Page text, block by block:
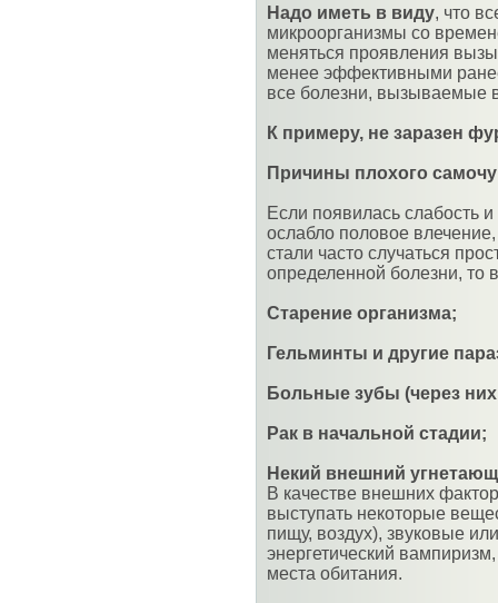
Надо иметь в виду, что
микроорганизмы со
меняться проявления
менее эффективными
все болезни, вызываемые
К примеру, не заразен
Причины плохого
Если появилась слабость
ослабло половое
стали часто случаться
определенной болезни, то
Старение организма;
Гельминты и другие
Больные зубы (через
Рак в начальной стадии;
Некий внешний
В качестве внешних
выступать некоторые
пищу, воздух), звуковые
энергетический
места обитания.